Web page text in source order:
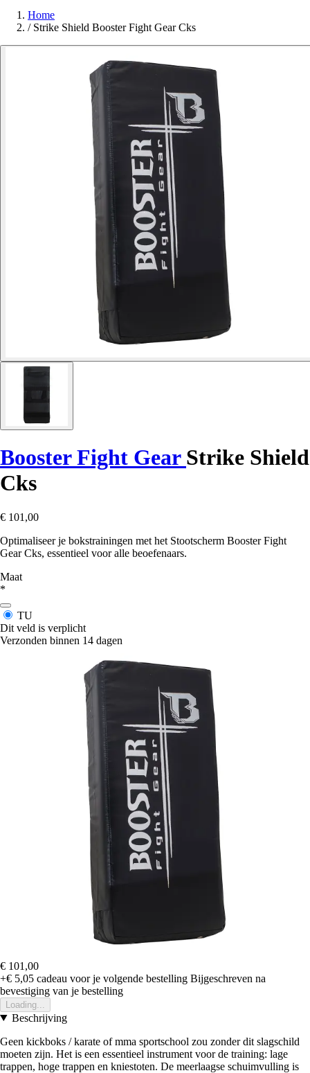
Home
/ Strike Shield Booster Fight Gear Cks
Booster Fight Gear Strike Shield
Cks
€ 101,00
Optimaliseer je bokstrainingen met het Stootscherm Booster Fight
Gear Cks, essentieel voor alle beoefenaars.
Maat
*
TU
Dit veld is verplicht
Verzonden binnen 14 dagen
€ 101,00
+€ 5,05 cadeau voor je volgende bestelling Bijgeschreven na
bevestiging van je bestelling
Loading...
Beschrijving
Geen kickboks / karate of mma sportschool zou zonder dit slagschild
moeten zijn. Het is een essentieel instrument voor de training: lage
trappen, hoge trappen en kniestoten. De meerlaagse schuimvulling is